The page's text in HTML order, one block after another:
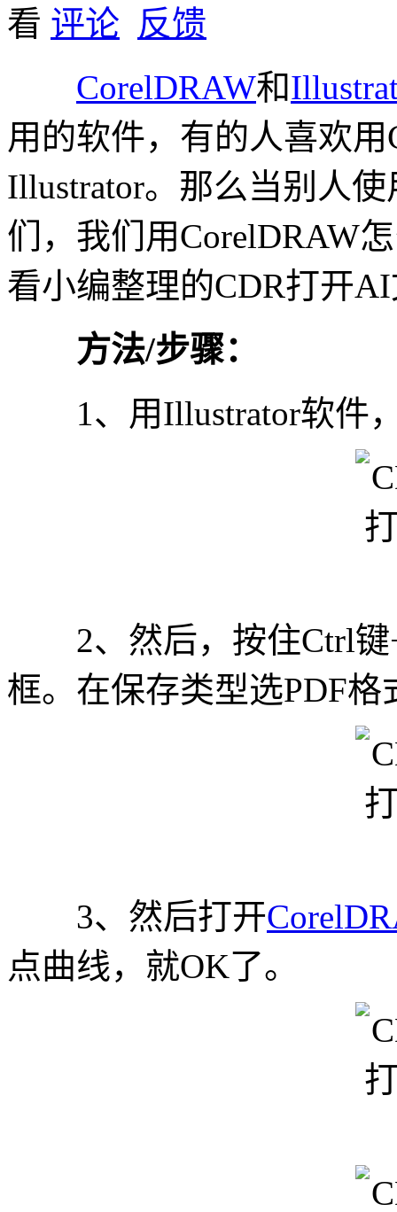
看 评论 反馈
CorelDRAW和
用的软件，有的人喜欢
Illustrator。那么当别人
们，我们用CorelDRAW
看小编整理的CDR打开
方法/步骤：
1、用Illustrator软件
2、然后，按住Ctrl键
框。在保存类型选PDF
3、然后打开
点曲线，就OK了。